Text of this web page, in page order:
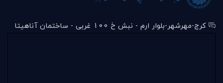
کرج-مهرشهر-بلوار ارم - نبش خ 100 غربی - ساختمان آناهیتا